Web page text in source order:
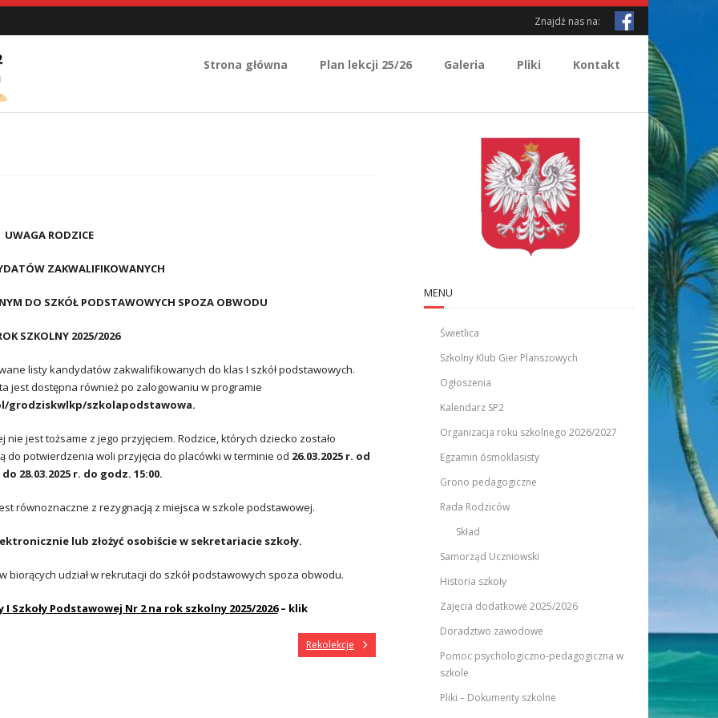
Znajdź nas na:
Strona główna Plan lekcji 25/26 Galeria Pliki Kontakt
UWAGA RODZICE
ZAKWALIFIKOWANYCH
DO SZKÓŁ PODSTAWOWYCH SPOZA OBWODU
SZKOLNY 2025/2026
listy kandydatów zakwalifikowanych do klas I szkół podstawowych.
jest dostępna również po zalogowaniu w programie
grodziskwlkp/szkolapodstawowa.
jest tożsame z jego przyjęciem. Rodzice, których dziecko zostało
potwierdzenia woli przyjęcia do placówki w terminie od 26.03.2025 r. od
28.03.2025 r. do godz. 15:00.
równoznaczne z rezygnacją z miejsca w szkole podstawowej.
lub złożyć osobiście w sekretariacie szkoły.
udział w rekrutacji do szkół podstawowych spoza obwodu.
Podstawowej Nr 2 na rok szkolny 2025/2026– klik
Rekolekcje
MENU
Świetlica
Szkolny Klub Gier Planszowych
Ogłoszenia
Kalendarz SP2
Organizacja roku szkolnego 2026/2027
Egzamin ósmoklasisty
Grono pedagogiczne
Rada Rodziców
Skład
Samorząd Uczniowski
Historia szkoły
Zajęcia dodatkowe 2025/2026
Doradztwo zawodowe
Pomoc psychologiczno-pedagogiczna w
szkole
Pliki – Dokumenty szkolne